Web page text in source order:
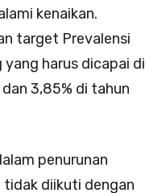
kenaikan.
target Prevalensi
harus dicapai di
3,85% di tahun
penurunan
diikuti dengan